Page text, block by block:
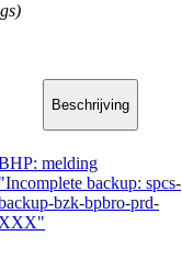
Beschrijving
melding
"Incomplete backup: spcs-
bzk-bpbro-prd-
XXX"